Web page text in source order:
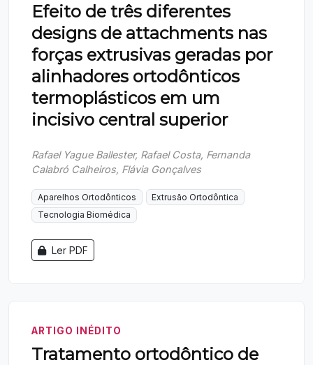
Efeito de três diferentes
designs de attachments nas
forças extrusivas geradas por
alinhadores ortodônticos
termoplásticos em um
incisivo central superior
Rafael Yague Ballester, Rafael Costa, Fernanda
Calabró Calheiros, Flávia Gonçalves
Aparelhos Ortodônticos
Extrusão Ortodôntica
Tecnologia Biomédica
Ler PDF
ARTIGO INÉDITO
Tratamento ortodôntico de